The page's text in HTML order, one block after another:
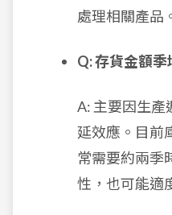
處理相關產品
Q: 存貨金額季
A: 主要因生產
延效應。目前
常需要約兩季
性，也可能適